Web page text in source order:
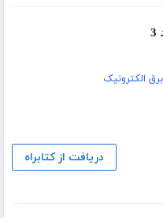
الکترونیک
دریافت از کتابراه